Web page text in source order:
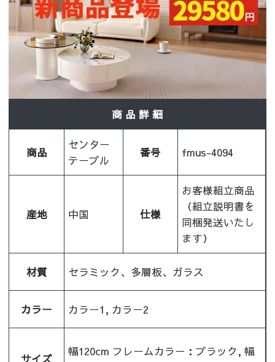
商 品 詳 細
商品
センター
テーブル
番号 fmus-4094
産地 中国 仕様
お客様組立商品
（組立説明書を
同梱発送いたし
ます）
材質 セラミック、多層板、ガラス
カラー カラー1, カラー2
サイズ
幅120cm フレームカラー：ブラック, 幅